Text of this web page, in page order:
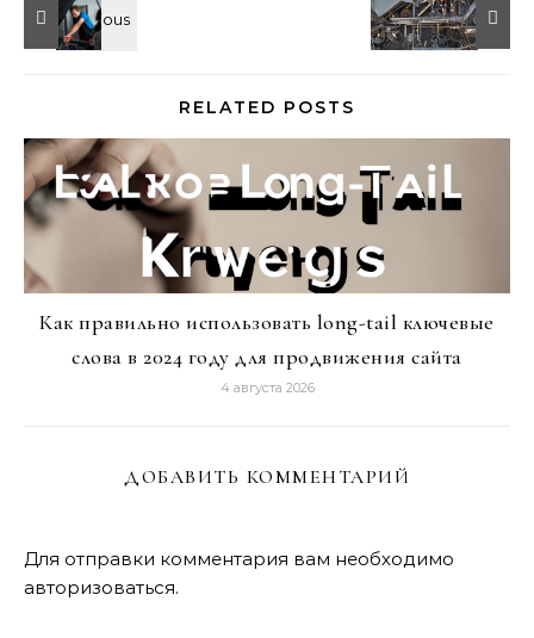
RELATED POSTS
Как правильно использовать long-tail ключевые
слова в 2024 году для продвижения сайта
4 августа 2026
ДОБАВИТЬ КОММЕНТАРИЙ
Для отправки комментария вам необходимо
авторизоваться.